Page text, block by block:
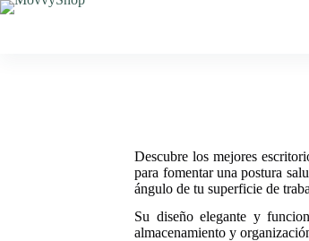
Saltar
Descubre los mejores
para fomentar una postura
ángulo de tu superficie de
Su diseño elegante y
almacenamiento y